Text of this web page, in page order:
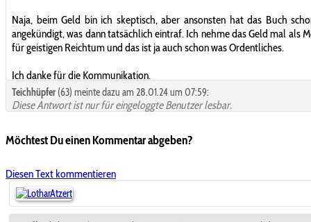
Naja, beim Geld bin ich skeptisch, aber ansonsten hat das Buch
angekündigt, was dann tatsächlich eintraf. Ich nehme das Geld mal als
für geistigen Reichtum und das ist ja auch schon was Ordentliches.
Ich danke für die Kommunikation.
Teichhüpfer(63) meinte dazu am 28.01.24 um 07:59:
Diese Antwort ist nur für eingeloggte Benutzer lesbar.
Möchtest Du einen Kommentar abgeben?
Diesen Text kommentieren